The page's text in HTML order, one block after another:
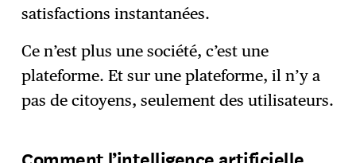
satisfactions instantanées.
Ce n’est plus une société, c’est une
plateforme. Et sur une plateforme, il n’y a
pas de citoyens, seulement des utilisateurs.